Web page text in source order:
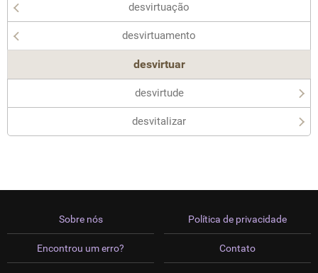
desvirtuação
desvirtuamento
desvirtuar
desvirtude
desvitalizar
Sobre nós
Encontrou um erro?
Política de privacidade
Contato